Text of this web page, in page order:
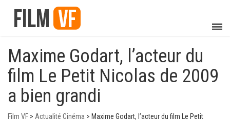
Maxime Godart, l’acteur du
film Le Petit Nicolas de 2009
a bien grandi
Film VF > Actualité Cinéma > Maxime Godart, l’acteur du film Le Petit